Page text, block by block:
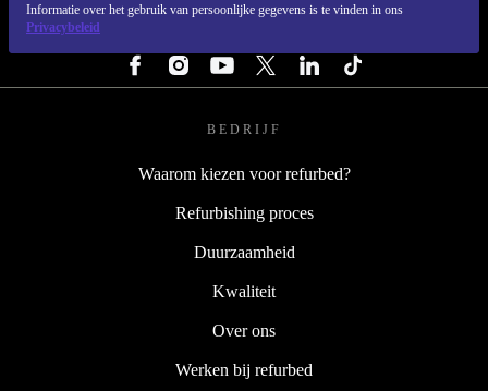
Informatie over het gebruik van persoonlijke gegevens is te vinden in ons
Privacybeleid
BEDRIJF
Waarom kiezen voor refurbed?
Refurbishing proces
Duurzaamheid
Kwaliteit
Over ons
Werken bij refurbed